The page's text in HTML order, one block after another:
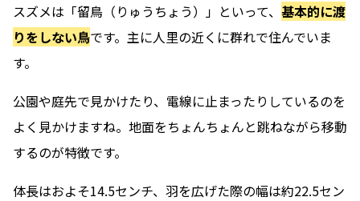
スズメは「留鳥（りゅうちょう）」といって、 基本的に渡
りをしない鳥です。主に人里の近くに群れで住んでいま
す。
公園や庭先で見かけたり、電線に止まったりしているのを
よく見かけますね。地面をちょんちょんと跳ねながら移動
するのが特徴です。
体長はおよそ14.5センチ、羽を広げた際の幅は約22.5セン